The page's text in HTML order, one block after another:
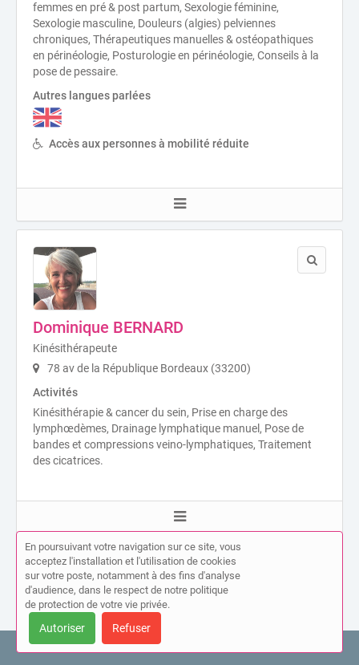
femmes en pré & post partum, Sexologie féminine,
Sexologie masculine, Douleurs (algies) pelviennes
chroniques, Thérapeutiques manuelles & ostéopathiques
en périnéologie, Posturologie en périnéologie, Conseils à la
pose de pessaire.
Autres langues parlées
Accès aux personnes à mobilité réduite
Dominique BERNARD
Kinésithérapeute
78 av de la République Bordeaux (33200)
Activités
Kinésithérapie & cancer du sein, Prise en charge des
lymphœdèmes, Drainage lymphatique manuel, Pose de
bandes et compressions veino-lymphatiques, Traitement
des cicatrices.
« 1 2 3 4 5
En poursuivant votre navigation sur ce site, vous
acceptez l'installation et l'utilisation de cookies
sur votre poste, notamment à des fins d'analyse
d'audience, dans le respect de notre politique
de protection de votre vie privée.
Autoriser Refuser